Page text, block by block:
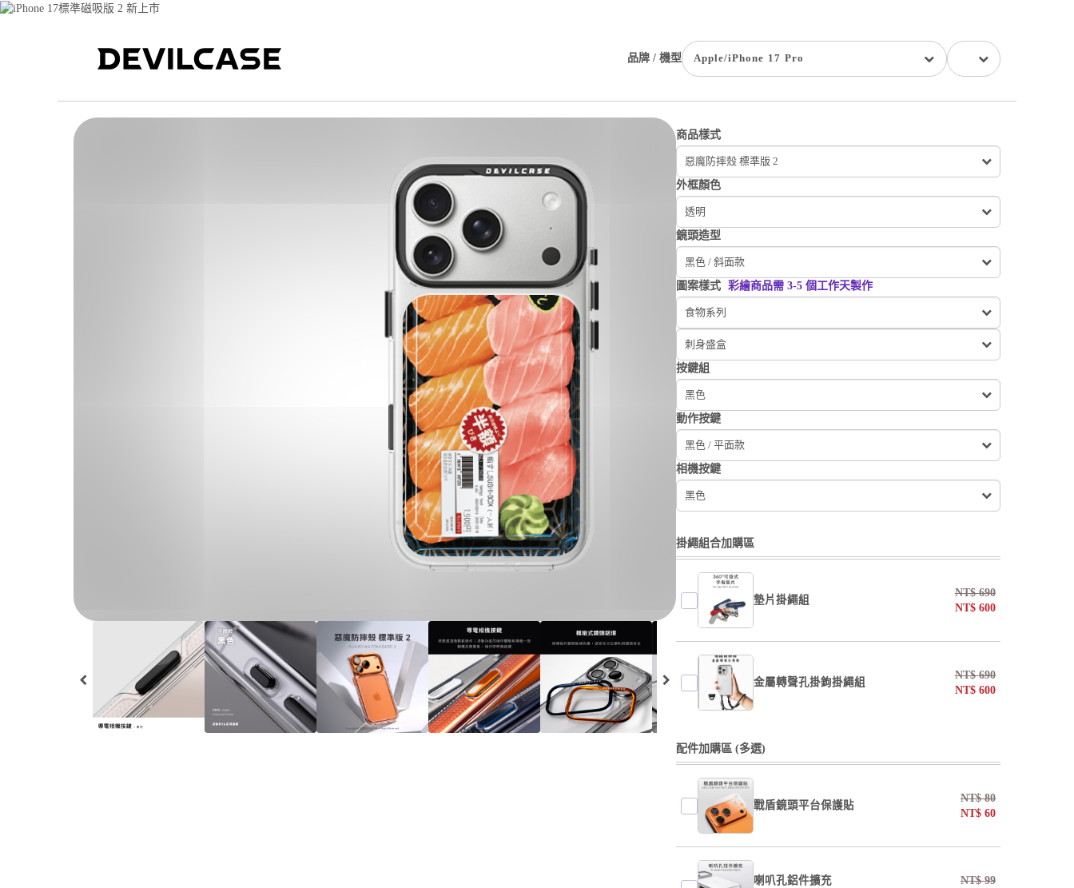
品牌 / 機型 Apple/iPhone 17 Pro
商品樣式
惡魔防摔殼 標準版 2
外框顏色
透明
鏡頭造型
黑色 / 斜面款
圖案樣式
彩繪商品需 3-5 個工作天製作
食物系列
刺身盛盒
按鍵組
黑色
動作按鍵
黑色 / 平面款
相機按鍵
黑色
掛繩組合加購區
墊片掛繩組
NT$690
NT$ 600
掛繩
undefined / undefined
金屬轉聲孔掛鉤掛繩組
NT$690
NT$ 600
掛繩
undefined / undefined
配件加購區 (多選)
戰盾鏡頭平台保護貼
NT$80
NT$ 60
喇叭孔鋁件擴充
NT$99